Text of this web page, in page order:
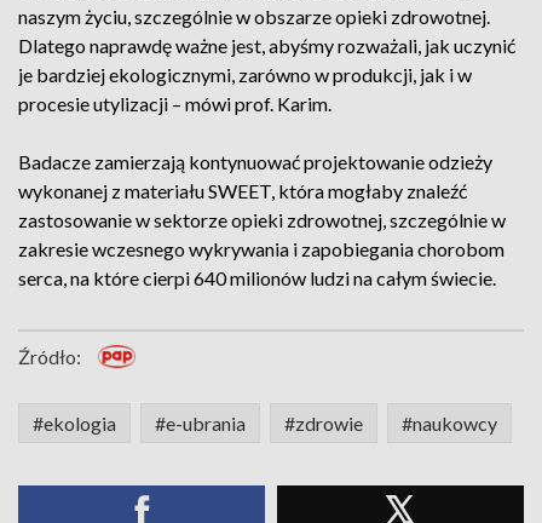
naszym życiu, szczególnie w obszarze opieki zdrowotnej.
Dlatego naprawdę ważne jest, abyśmy rozważali, jak uczynić
je bardziej ekologicznymi, zarówno w produkcji, jak i w
procesie utylizacji – mówi prof. Karim.
Badacze zamierzają kontynuować projektowanie odzieży
wykonanej z materiału SWEET, która mogłaby znaleźć
zastosowanie w sektorze opieki zdrowotnej, szczególnie w
zakresie wczesnego wykrywania i zapobiegania chorobom
serca, na które cierpi 640 milionów ludzi na całym świecie.
Źródło:
#ekologia #e-ubrania #zdrowie #naukowcy